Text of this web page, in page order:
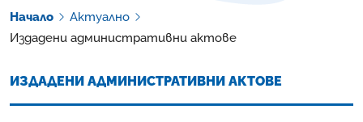
Начало
Актуално
Издадени административни актове
ИЗДАДЕНИ АДМИНИСТРАТИВНИ АКТОВЕ